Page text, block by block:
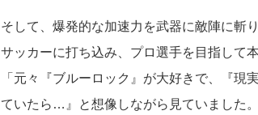
そして、爆発的な加速力を武器に敵陣に斬
サッカーに打ち込み、プロ選手を目指して
「元々『ブルーロック』が大好きで、『現
ていたら…』と想像しながら見ていました